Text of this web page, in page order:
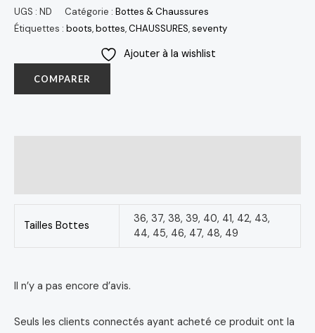
UGS : ND Catégorie : Bottes & Chaussures
Étiquettes : boots,bottes,CHAUSSURES,seventy
Ajouter à la wishlist
COMPARER
Tailles Bottes
36, 37, 38, 39, 40, 41, 42, 43,
44, 45, 46, 47, 48, 49
Il n’y a pas encore d’avis.
Seuls les clients connectés ayant acheté ce produit ont la